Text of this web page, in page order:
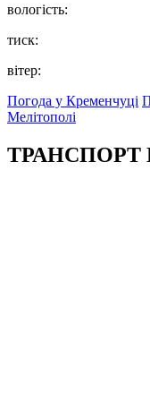
вологість:
тиск:
вітер:
Погода у Кременчуці
Мелітополі
ТРАНСПОРТ